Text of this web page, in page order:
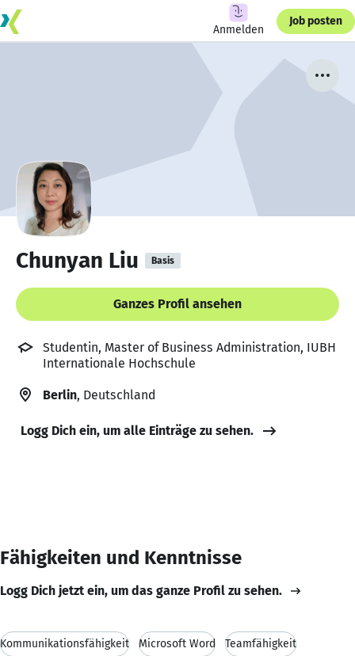
Anmelden
Job posten
Chunyan Liu Basis
Ganzes Profil ansehen
Studentin, Master of Business Administration, IUBH
Internationale Hochschule
Berlin, Deutschland
Logg Dich ein, um alle Einträge zu sehen.
Fähigkeiten und Kenntnisse
Logg Dich jetzt ein, um das ganze Profil zu sehen.
Kommunikationsfähigkeit Microsoft Word Teamfähigkeit